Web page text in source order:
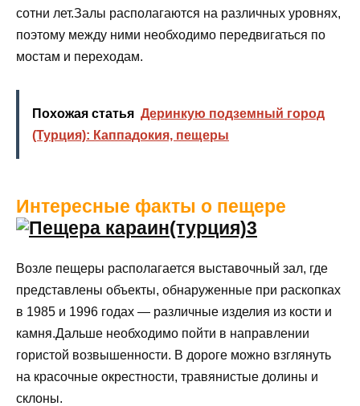
сотни лет.Залы располагаются на различных уровнях,
поэтому между ними необходимо передвигаться по
мостам и переходам.
Похожая статья Деринкую подземный город
(Турция): Каппадокия, пещеры
Интересные факты о пещере
Возле пещеры располагается выставочный зал, где
представлены объекты, обнаруженные при раскопках
в 1985 и 1996 годах — различные изделия из кости и
камня.Дальше необходимо пойти в направлении
гористой возвышенности. В дороге можно взглянуть
на красочные окрестности, травянистые долины и
склоны.